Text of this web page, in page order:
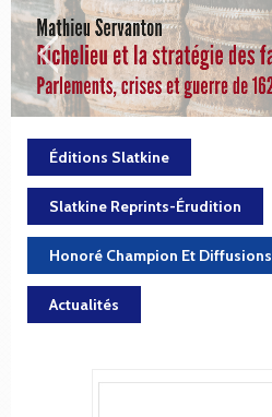
Éditions Slatkine
Slatkine Reprints-Érudition
Honoré Champion Et Diffusions
Actualités